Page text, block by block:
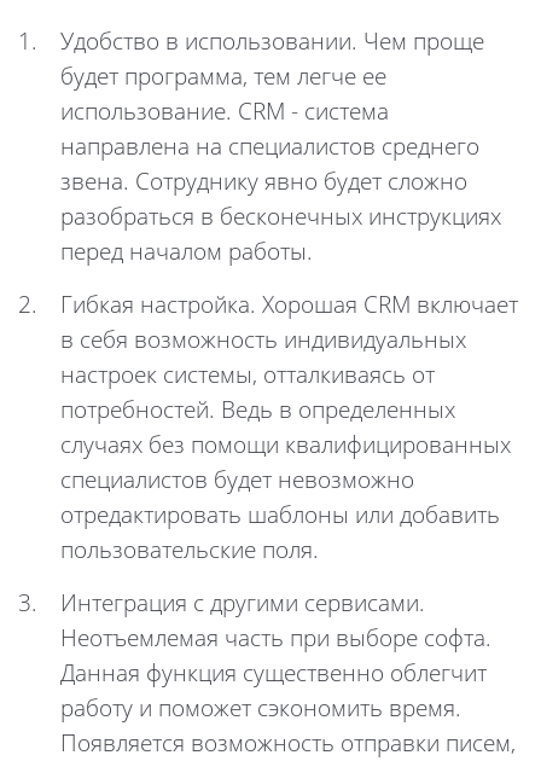
Удобство в использовании. Чем проще
будет программа, тем легче ее
использование. CRM - система
направлена на специалистов среднего
звена. Сотруднику явно будет сложно
разобраться в бесконечных инструкциях
перед началом работы.
Гибкая настройка. Хорошая CRM включает
в себя возможность индивидуальных
настроек системы, отталкиваясь от
потребностей. Ведь в определенных
случаях без помощи квалифицированных
специалистов будет невозможно
отредактировать шаблоны или добавить
пользовательские поля.
Интеграция с другими сервисами.
Неотъемлемая часть при выборе софта.
Данная функция существенно облегчит
работу и поможет сэкономить время.
Появляется возможность отправки писем,